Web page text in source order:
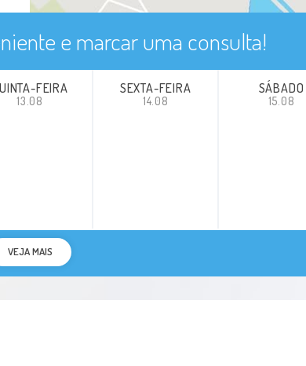
e marcar uma consulta!
FEIRA
13.08
SEXTA-FEIRA
14.08
SÁBADO
15.08
VEJA MAIS